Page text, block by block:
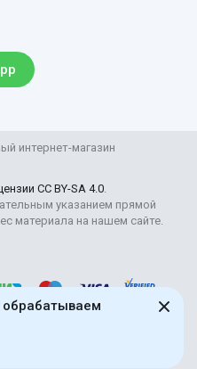
Правительства
интернет-магазин
CC BY-SA 4.0.
указанием прямой
материала на нашем сайте.